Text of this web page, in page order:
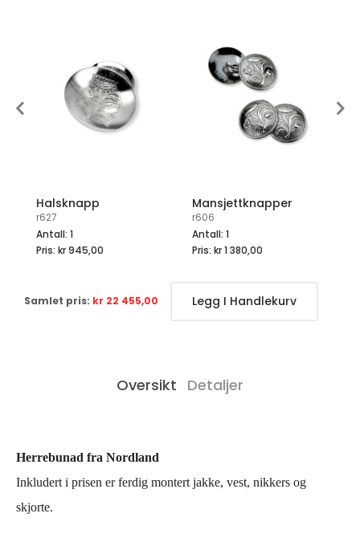
Halsknapp
r627
Antall: 1
Pris: kr 945,00
Mansjettknapper
r606
Antall: 1
Pris: kr 1 380,00
Samlet pris: kr 22 455,00 Legg I Handlekurv
Oversikt
Herrebunad fra Nordland
Inkludert i prisen er ferdig montert jakke, vest, nikkers og
skjorte.
Detaljer